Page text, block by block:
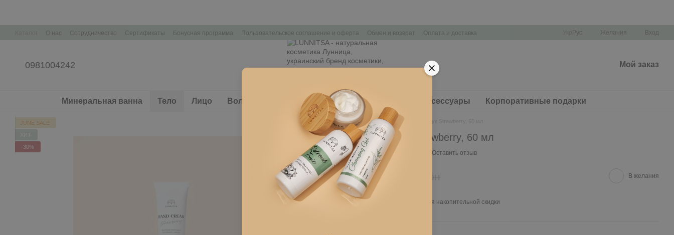
О нас Сотрудничество Сертификаты Бонусная программа Пользовательское соглашение и оферта Обмен и возврат
Оплата и доставка
Рус Желания Вход
0981004242 Мой заказ
Минеральная ванна Тело Лицо Волосы Здоровье Наборы косметики Аксессуары Корпоративные подарки
JUNE SALE
−30%
Главная Тело Крем для рук Strawberry, 60 мл
Крем для рук Strawberry, 60 мл
В наличии Артикул: L361 Оставить отзыв
151 грн В желания
% для отображения накопительной скидки